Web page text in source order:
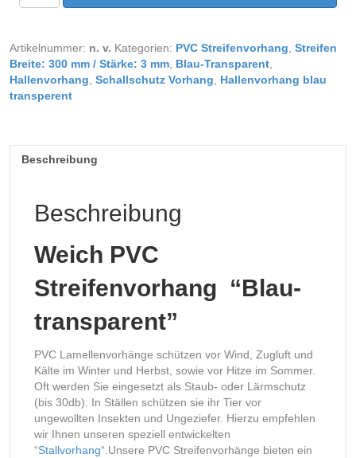
blau-
2,25
m
Menge
Artikelnummer: n. v. Kategorien: PVC Streifenvorhang Streifen
Breite: 300 mm / Stärke: 3 mm Blau-Transparent
Hallenvorhang Schallschutz Vorhang
Hallenvorhang blau
transperent
Beschreibung
Beschreibung
Weich PVC
Streifenvorhang “Blau-
transparent”
PVC Lamellenvorhänge schützen vor Wind, Zugluft und
Kälte im Winter und Herbst, sowie vor Hitze im Sommer.
Oft werden Sie eingesetzt als Staub- oder Lärmschutz
(bis 30db). In Ställen schützen sie ihr Tier vor
ungewollten Insekten und Ungeziefer. Hierzu empfehlen
wir Ihnen unseren speziell entwickelten
“Stallvorhang“.Unsere PVC Streifenvorhänge bieten ein